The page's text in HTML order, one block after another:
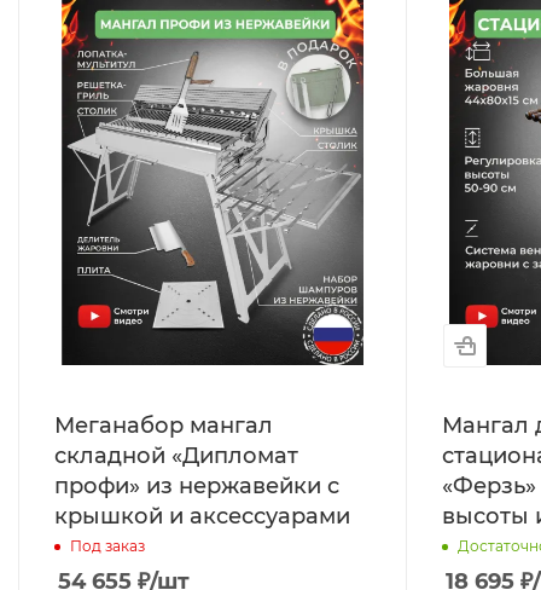
Меганабор мангал
складной «Дипломат
профи» из нержавейки с
крышкой и аксессуарами
Под заказ
54 655 ₽/шт
Мангал
высоты
18 695 ₽